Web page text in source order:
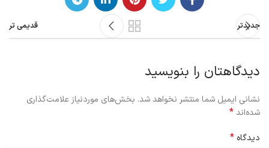
جدیدتر قدیمی تر
دیدگاهتان را بنویسید
نشانی ایمیل شما منتشر نخواهد شد. بخش‌های موردنیاز علامت‌گذاری
شده‌اند*
دیدگاه *